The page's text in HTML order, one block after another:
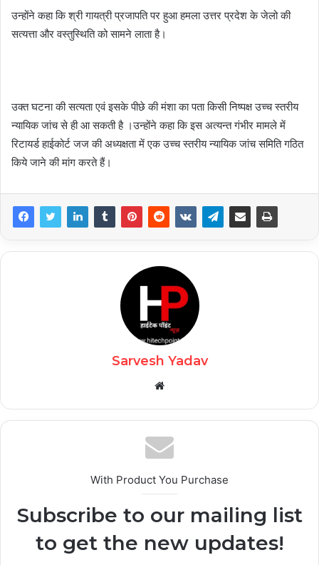
उन्होंने कहा कि श्री गायत्री प्रजापति पर हुआ हमला उत्तर प्रदेश के जेलो की
सत्यत्ता और वस्तुस्थिति को सामने लाता है।
उक्त घटना की सत्यता एवं इसके पीछे की मंशा का पता किसी निष्पक्ष उच्च स्तरीय
न्यायिक जांच से ही आ सकती है ।उन्होंने कहा कि इस अत्यन्त गंभीर मामले में
रिटायर्ड हाईकोर्ट जज की अध्यक्षता में एक उच्च स्तरीय न्यायिक जांच समिति गठित
किये जाने की मांग करते हैं।
Sarvesh Yadav
Website
With Product You Purchase
Subscribe to our mailing list
to get the new updates!